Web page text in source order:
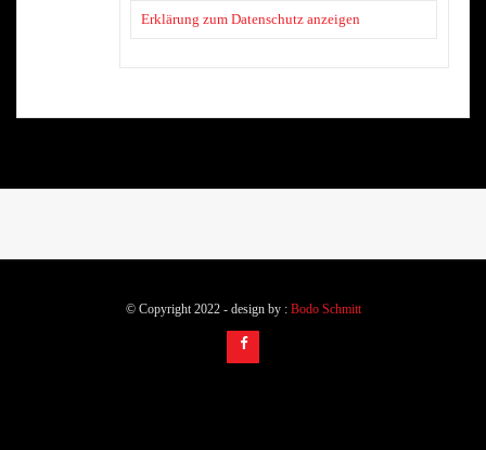
Erklärung zum Datenschutz anzeigen
© Copyright 2022 - design by : Bodo Schmitt